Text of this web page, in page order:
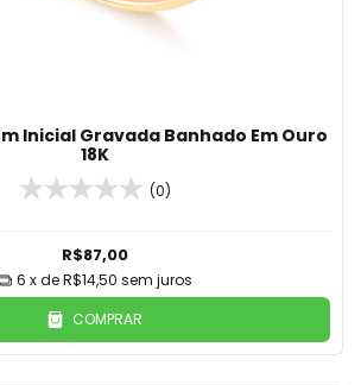
Inicial Gravada Banhado Em Ouro
18K
(0)
R$87,00
6 x deR$14,50 sem juros
COMPRAR